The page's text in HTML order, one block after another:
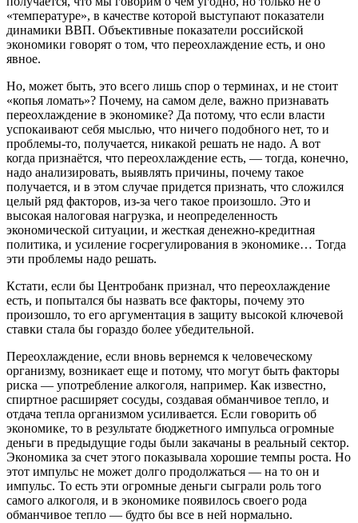
«температуре», в качестве которой выступают показатели
динамики ВВП. Объективные показатели российской
экономики говорят о том, что переохлаждение есть, и оно
явное.
Но, может быть, это всего лишь спор о терминах, и не стоит
«копья ломать»? Почему, на самом деле, важно признавать
переохлаждение в экономике? Да потому, что если власти
успокаивают себя мыслью, что ничего подобного нет, то и
проблемы-то, получается, никакой решать не надо. А вот
когда признаётся, что переохлаждение есть, — тогда, конечно,
надо анализировать, выявлять причины, почему такое
получается, и в этом случае придется признать, что сложился
целый ряд факторов, из-за чего такое произошло. Это и
высокая налоговая нагрузка, и неопределенность
экономической ситуации, и жесткая денежно-кредитная
политика, и усиление госрегулирования в экономике… Тогда
эти проблемы надо решать.
Кстати, если бы Центробанк признал, что переохлаждение
есть, и попытался бы назвать все факторы, почему это
произошло, то его аргументация в защиту высокой ключевой
ставки стала бы гораздо более убедительной.
Переохлаждение, если вновь вернемся к человеческому
организму, возникает еще и потому, что могут быть факторы
риска — употребление алкоголя, например. Как известно,
спиртное расширяет сосуды, создавая обманчивое тепло, и
отдача тепла организмом усиливается. Если говорить об
экономике, то в результате бюджетного импульса огромные
деньги в предыдущие годы были закачаны в реальный сектор.
Экономика за счет этого показывала хорошие темпы роста. Но
этот импульс не может долго продолжаться — на то он и
импульс. То есть эти огромные деньги сыграли роль того
самого алкоголя, и в экономике появилось своего рода
обманчивое тепло — будто бы все в ней нормально.